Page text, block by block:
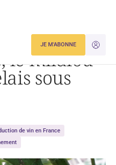
JE
JE M'ABONNE
sous pression
le mildiou
sous
de vin en France